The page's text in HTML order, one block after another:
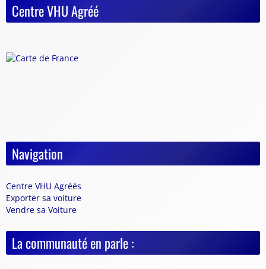
Centre VHU Agréé
Navigation
Centre VHU Agréés
Exporter sa voiture
Vendre sa Voiture
La communauté en parle :